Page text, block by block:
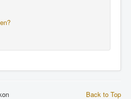
Back to Top